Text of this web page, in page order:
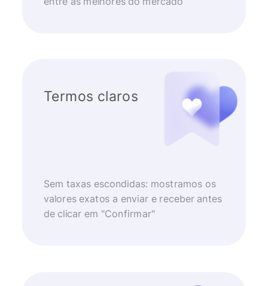
Termos claros
Sem taxas escondidas: mostramos os
valores exatos a enviar e receber antes
de clicar em "Confirmar"